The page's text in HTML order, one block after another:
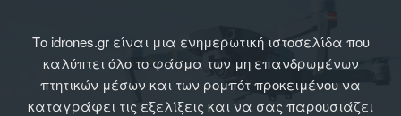
Το idrones.gr είναι μια ενημερωτική ιστοσελίδα που
καλύπτει όλο το φάσμα των μη επανδρωμένων
πτητικών μέσων και των ρομπότ προκειμένου να
καταγράφει τις εξελίξεις και να σας παρουσιάζει